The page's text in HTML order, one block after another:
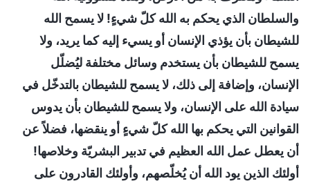
والسلطان الذي يحكم به الله كلّ شيءٍ! لا يسمح الله
للشيطان بأن يؤذي الإنسان أو يسيء إليه كما يريد، ولا
يسمح للشيطان بأن يستخدم وسائل مختلفة ليُضلّل
الإنسان، وإضافة إلى ذلك، لا يسمح للشيطان بالتدخّل في
سيادة الله على الإنسان، ولا يسمح للشيطان بأن يدوس
القوانين التي يحكم بها الله كلّ شيءٍ أو ينقضها، فضلاً عن
أن يعطل عمل الله العظيم في تدبير البشريّة وخلاصها!
أولئك الذين يود الله أن يُخلّصهم، وأولئك القادرون على